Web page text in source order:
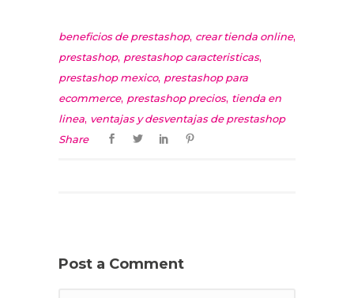
beneficios de prestashop, crear tienda online,
prestashop, prestashop caracteristicas,
prestashop mexico, prestashop para
ecommerce, prestashop precios, tienda en
linea, ventajas y desventajas de prestashop
Share
Post a Comment